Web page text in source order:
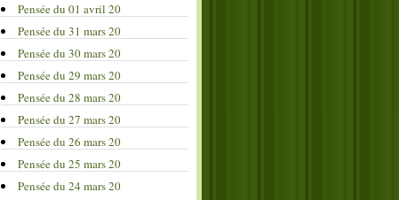
Pensée du 01 avril 20
Pensée du 31 mars 20
Pensée du 30 mars 20
Pensée du 29 mars 20
Pensée du 28 mars 20
Pensée du 27 mars 20
Pensée du 26 mars 20
Pensée du 25 mars 20
Pensée du 24 mars 20